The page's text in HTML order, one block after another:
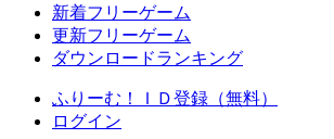
新着フリーゲーム
更新フリーゲーム
ダウンロードランキング
ふりーむ！ＩＤ登録（無料）
ログイン